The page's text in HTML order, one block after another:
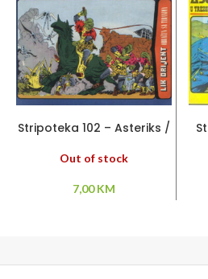
Stripoteka 102 – Asteriks /
Out of stock
7,00KM